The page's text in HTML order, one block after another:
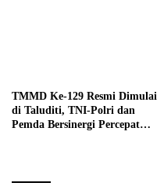
TMMD Ke-129 Resmi Dimulai
di Taluditi, TNI-Polri dan
Pemda Bersinergi Percepat